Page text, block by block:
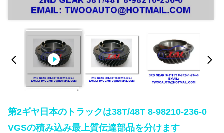
第2ギヤ日本のトラックは38T/48T 8-98210-236-0
VGSの積み込み最上質伝達部品を分けます